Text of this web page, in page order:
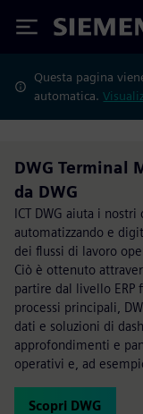
Siemens
Questa pagina
automatica.
DWG Terminal
da DWG
ICT DWG aiuta i
automatizzando e
dei flussi di lavoro
Ciò è ottenuto
partire dal livello ERP
processi principali,
dati e soluzioni di
approfondimenti e
operativi e, ad
Scopri DWG